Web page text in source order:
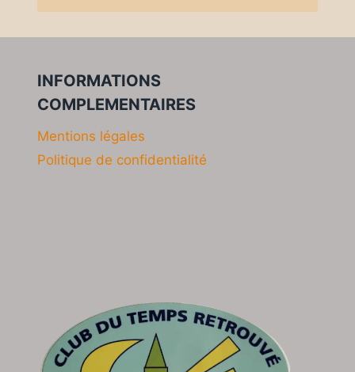
INFORMATIONS
COMPLEMENTAIRES
Mentions légales
Politique de confidentialité